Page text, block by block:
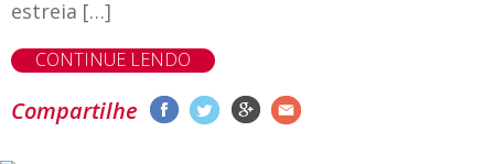
estreia […]
CONTINUE LENDO
Compartilhe